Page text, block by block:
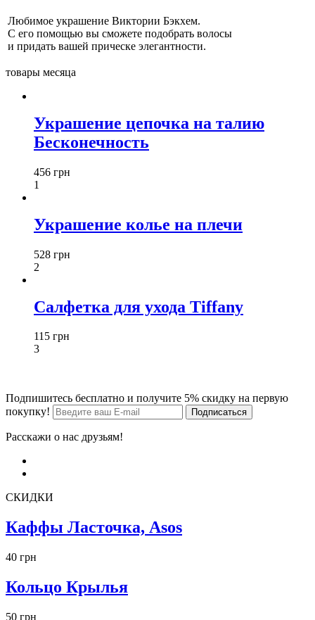
Любимое украшение Виктории Бэкхем.
С его помощью вы сможете подобрать волосы
и придать вашей прическе элегантности.
товары месяца
Украшение цепочка на талию
Бесконечность
456 грн
1
Украшение колье на плечи
528 грн
2
Салфетка для ухода Tiffany
115 грн
3
Подпишитесь бесплатно и получите 5% скидку на первую
покупку!
Расскажи о нас друзьям!
СКИДКИ
Каффы Ласточка, Asos
40 грн
Кольцо Крылья
50 грн